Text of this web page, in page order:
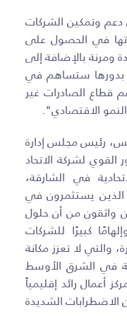
وتمكين الشركات
في الحصول على
ومرنة بالإضافة إلى
بدورها ستساهم في
قطاع الصادرات غير
الاقتصادي".
رئيس مجلس إدارة
لشركة الاتحاد
في الشارقة،
الذين يستثمرون في
واثقون من أن حلول
كبيرًا للشركات
والتي لا تعزز مكانة
في الشرق الأوسط
أعمال رائد إقليمياً
الشديدة